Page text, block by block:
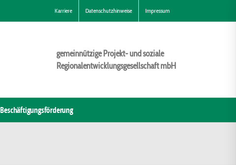
Karriere Datenschutzhinweise Impressum
gemeinnützige Projekt- und soziale
Regionalentwicklungsgesellschaft mbH
Beschäftigungsförderung